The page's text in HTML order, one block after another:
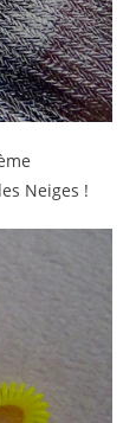
Neiges !